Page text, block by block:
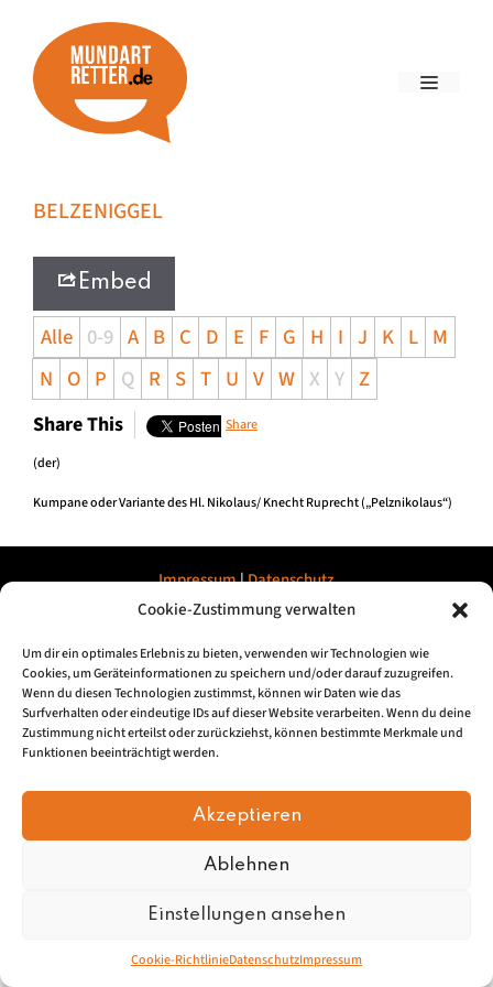
Cookie-Zustimmung verwalten
Um dir ein optimales Erlebnis zu bieten, verwenden wir Technologien wie
Cookies, um Geräteinformationen zu speichern und/oder darauf zuzugreifen.
Wenn du diesen Technologien zustimmst, können wir Daten wie das
Surfverhalten oder eindeutige IDs auf dieser Website verarbeiten. Wenn du deine
Zustimmung nicht erteilst oder zurückziehst, können bestimmte Merkmale und
Funktionen beeinträchtigt werden.
Akzeptieren
Ablehnen
Einstellungen ansehen
Cookie-RichtlinieDatenschutzImpressum
BELZENIGGEL
Embed
Alle 0-9 A B C D E F G H I J K L M
N O P Q R S T U V W X Y Z
Share This Share
(der)
Kumpane oder Variante des Hl. Nikolaus/ Knecht Ruprecht („Pelznikolaus“)
Impressum|Datenschutz